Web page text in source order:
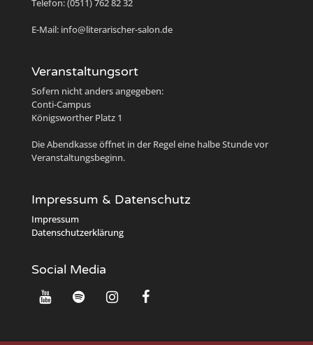
E-Mail: info@literarischer-salon.de
Veranstaltungsort
Sofern nicht anders angegeben:
Conti-Campus
Königsworther Platz 1
Die Abendkasse öffnet in der Regel eine halbe Stunde vor
Veranstaltungsbeginn.
Impressum & Datenschutz
Impressum
Datenschutzerklärung
Social Media